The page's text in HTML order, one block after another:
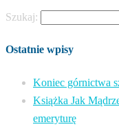
Szukaj:
Ostatnie wpisy
Koniec górnictwa
Książka Jak
emeryturę